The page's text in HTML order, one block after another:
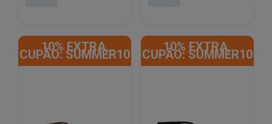
10% EXTRA,
CUPÃO: SUMMER10
10% EXTRA,
CUPÃO: SUMMER10